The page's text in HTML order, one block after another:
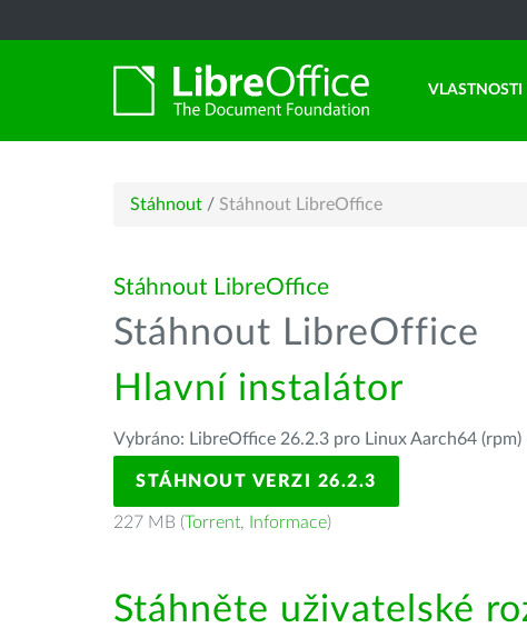
VLASTNOSTI
Stáhnout / Stáhnout LibreOffice
Stáhnout LibreOffice
Stáhnout LibreOffice
Hlavní instalátor
Vybráno: LibreOffice 26.2.3 pro Linux Aarch64 (rpm)
STÁHNOUT VERZI 26.2.3
227 MB (Torrent, Informace)
Stáhněte uživatelské